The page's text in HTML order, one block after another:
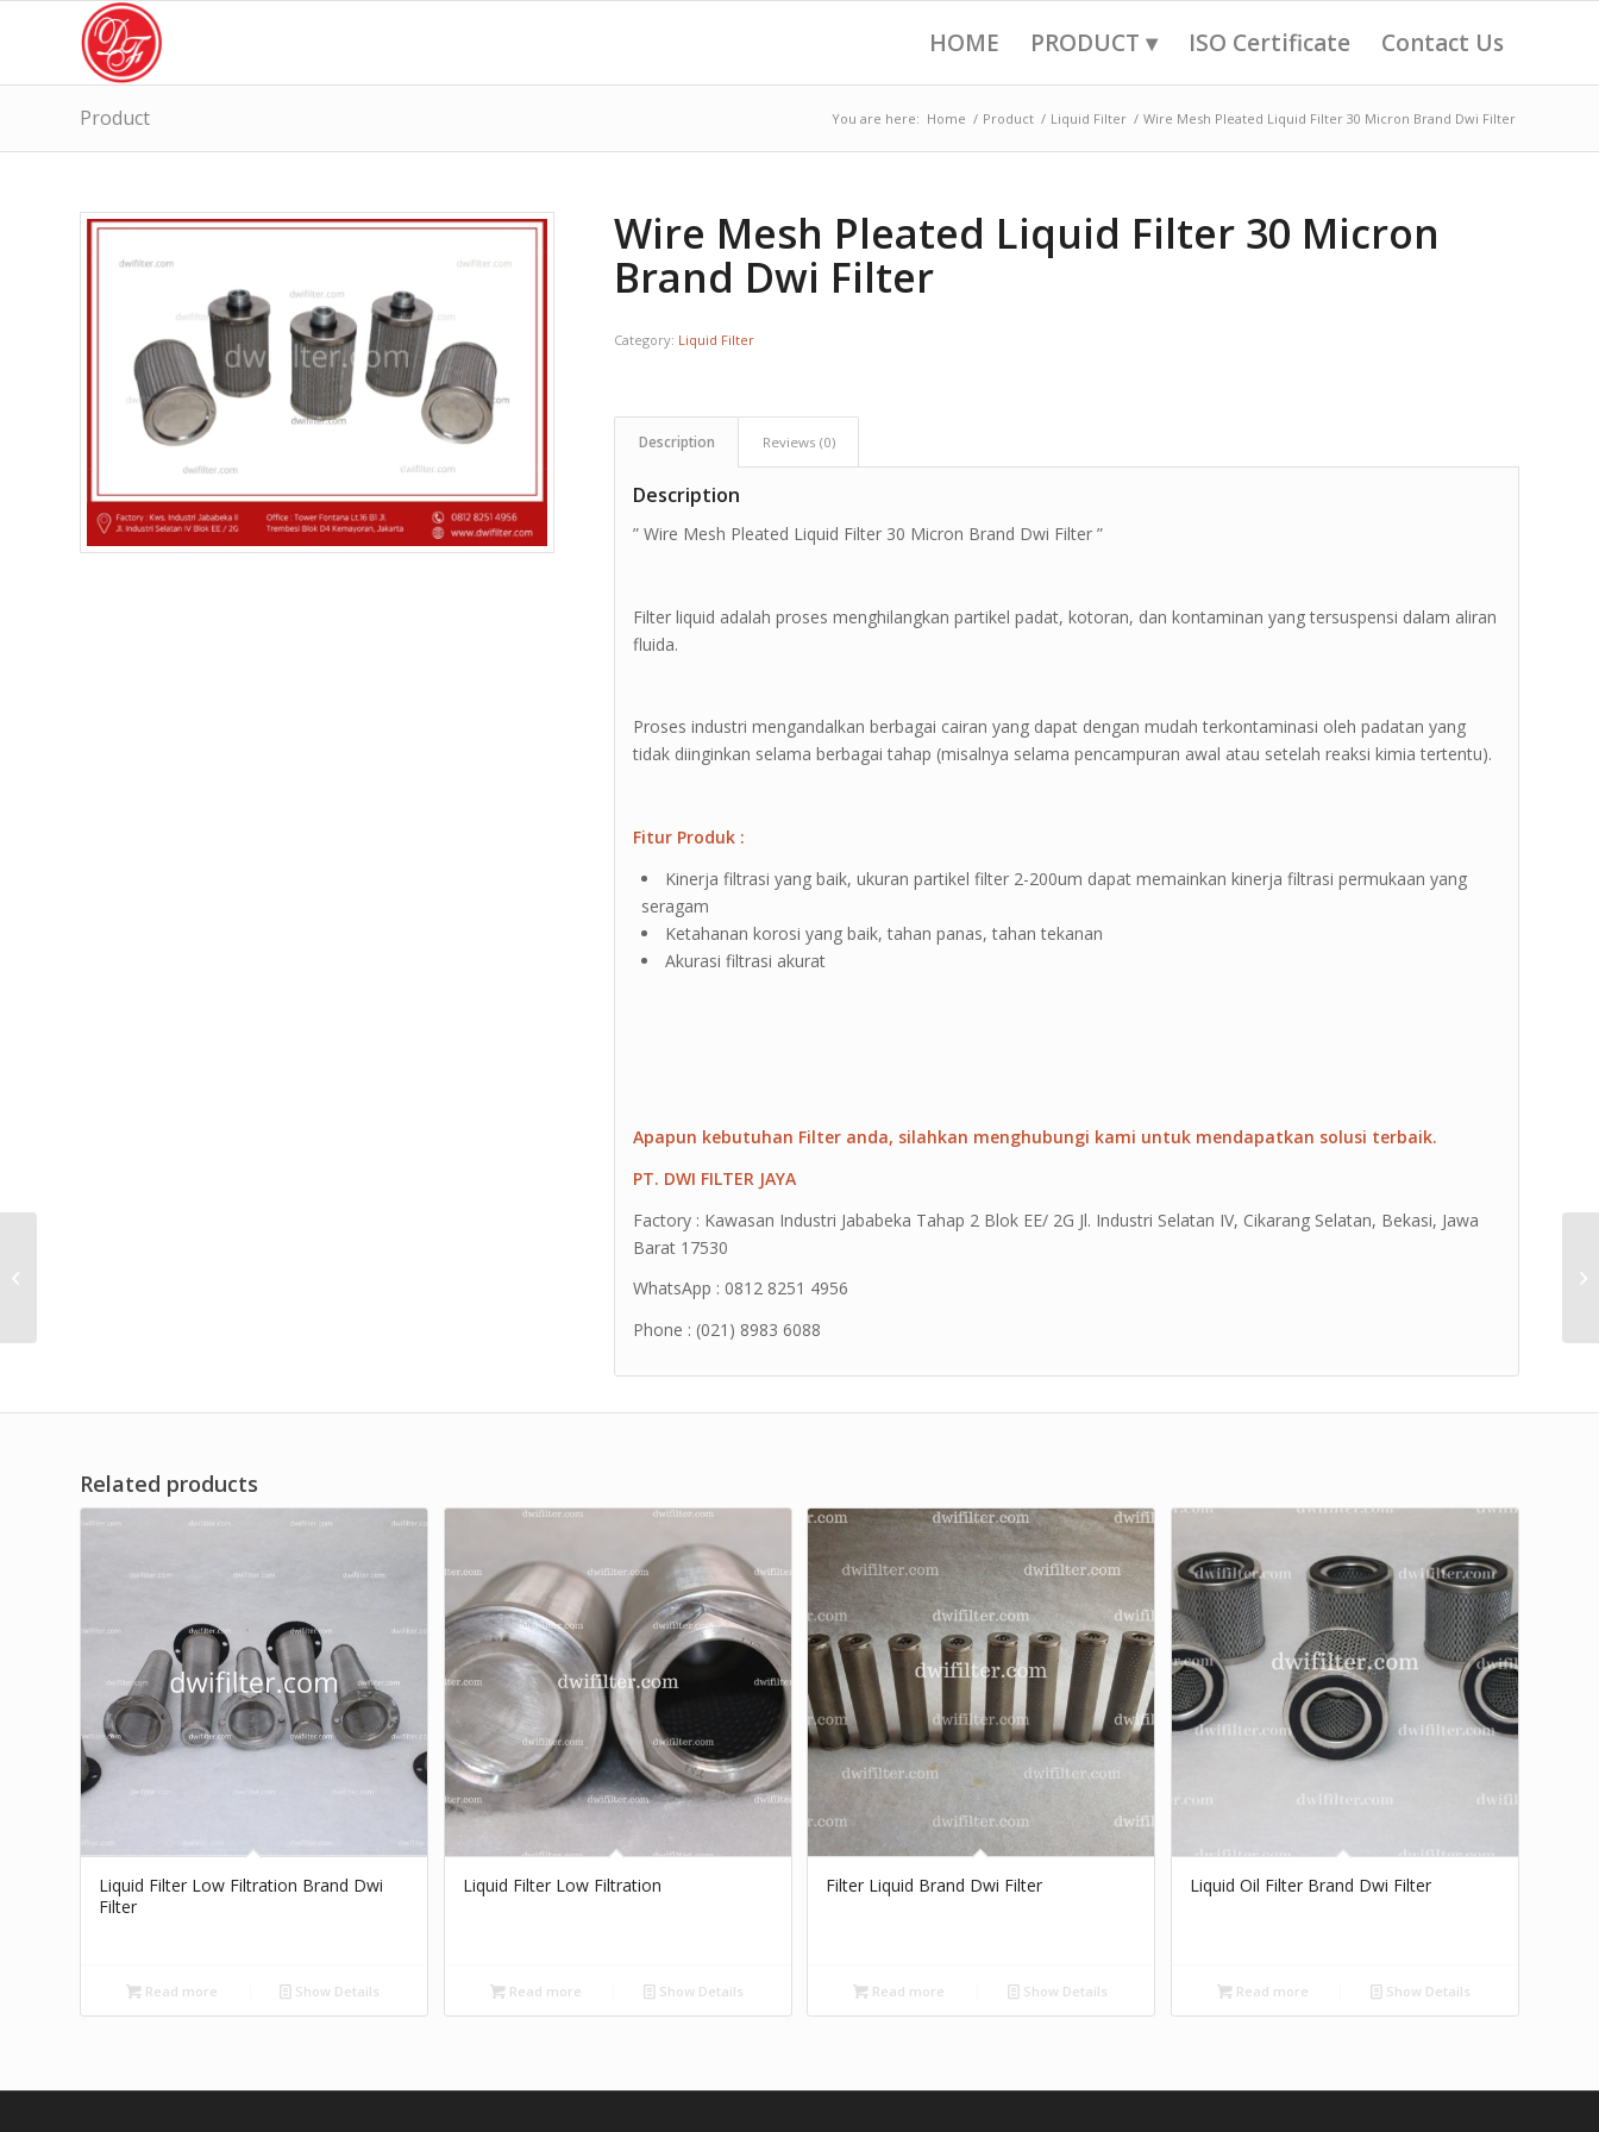
HOME PRODUCT ▾ ISO Certificate Contact Us
Product You are here: Home / Product / Liquid Filter / Wire Mesh Pleated Liquid Filter 30 Micron Brand Dwi Filter
Wire Mesh Pleated Liquid Filter 30 Micron
Brand Dwi Filter
Category: Liquid Filter
Description Reviews (0)
Description
” Wire Mesh Pleated Liquid Filter 30 Micron Brand Dwi Filter ”
Filter liquid adalah proses menghilangkan partikel padat, kotoran, dan kontaminan yang tersuspensi dalam aliran
fluida.
Proses industri mengandalkan berbagai cairan yang dapat dengan mudah terkontaminasi oleh padatan yang
tidak diinginkan selama berbagai tahap (misalnya selama pencampuran awal atau setelah reaksi kimia tertentu).
Fitur Produk :
Kinerja filtrasi yang baik, ukuran partikel filter 2-200um dapat memainkan kinerja filtrasi permukaan yang
seragam
Ketahanan korosi yang baik, tahan panas, tahan tekanan
Akurasi filtrasi akurat
Apapun kebutuhan Filter anda, silahkan menghubungi kami untuk mendapatkan solusi terbaik.
PT. DWI FILTER JAYA
Factory : Kawasan Industri Jababeka Tahap 2 Blok EE/ 2G Jl. Industri Selatan IV, Cikarang Selatan, Bekasi, Jawa
Barat 17530
WhatsApp : 0812 8251 4956
Phone : (021) 8983 6088
Related products
Liquid Filter Low Filtration Brand Dwi
Filter
Read more Show Details
Liquid Filter Low Filtration
Read more Show Details
Filter Liquid Brand Dwi Filter
Read more Show Details
Liquid Oil Filter Brand Dwi Filter
Read more Show Details